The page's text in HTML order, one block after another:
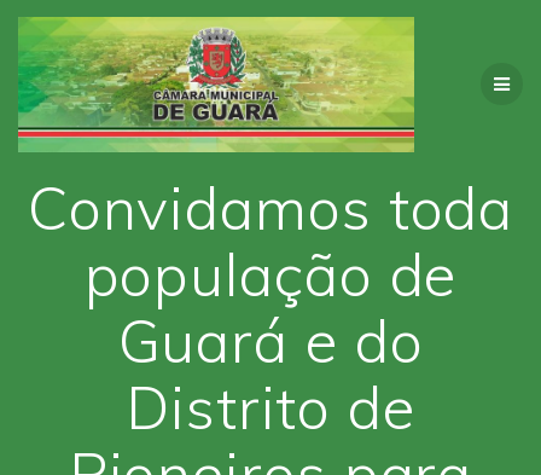
Skip
to
content
Convidamos toda
população de
Guará e do
Distrito de